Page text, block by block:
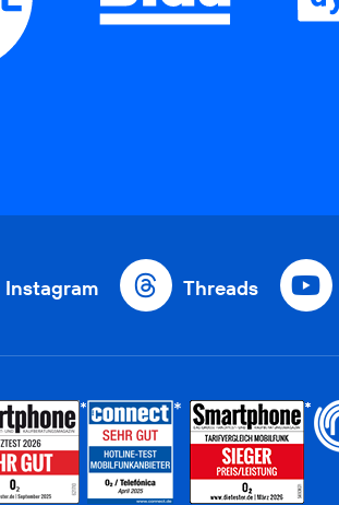
Instagram Threads